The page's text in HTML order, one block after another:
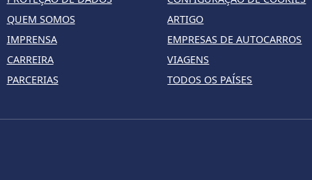
QUEM SOMOS
IMPRENSA
CARREIRA
PARCERIAS
ARTIGO
EMPRESAS DE AUTOCARROS
VIAGENS
TODOS OS PAÍSES